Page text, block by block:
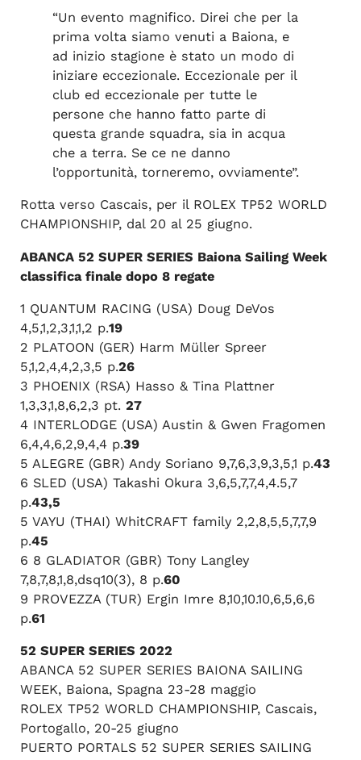
“Un evento magnifico. Direi che per la
prima volta siamo venuti a Baiona, e
ad inizio stagione è stato un modo di
iniziare eccezionale. Eccezionale per il
club ed eccezionale per tutte le
persone che hanno fatto parte di
questa grande squadra, sia in acqua
che a terra. Se ce ne danno
l’opportunità, torneremo, ovviamente”.
Rotta verso Cascais, per il ROLEX TP52 WORLD
CHAMPIONSHIP, dal 20 al 25 giugno.
ABANCA 52 SUPER SERIES Baiona Sailing Week
classifica finale dopo 8 regate
1 QUANTUM RACING (USA) Doug DeVos
4,5,1,2,3,1,1,2 p.19
2 PLATOON (GER) Harm Müller Spreer
5,1,2,4,4,2,3,5 p.26
3 PHOENIX (RSA) Hasso & Tina Plattner
1,3,3,1,8,6,2,3 pt. 27
4 INTERLODGE (USA) Austin & Gwen Fragomen
6,4,4,6,2,9,4,4 p.39
5 ALEGRE (GBR) Andy Soriano 9,7,6,3,9,3,5,1 p.43
6 SLED (USA) Takashi Okura 3,6,5,7,7,4,4.5,7
p.43,5
5 VAYU (THAI) WhitCRAFT family 2,2,8,5,5,7,7,9
p.45
6 8 GLADIATOR (GBR) Tony Langley
7,8,7,8,1,8,dsq10(3), 8 p.60
9 PROVEZZA (TUR) Ergin Imre 8,10,10.10,6,5,6,6
p.61
52 SUPER SERIES 2022
ABANCA 52 SUPER SERIES BAIONA SAILING
WEEK, Baiona, Spagna 23-28 maggio
ROLEX TP52 WORLD CHAMPIONSHIP, Cascais,
Portogallo, 20-25 giugno
PUERTO PORTALS 52 SUPER SERIES SAILING